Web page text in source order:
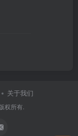
关于我们
权所有.